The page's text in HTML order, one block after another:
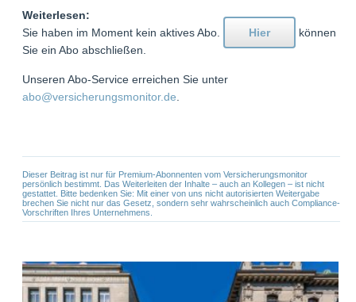
Weiterlesen:
Sie haben im Moment kein aktives Abo.
Hier
können
Sie ein Abo abschließen.
Unseren Abo-Service erreichen Sie unter
abo@versicherungsmonitor.de
Dieser Beitrag ist nur für Premium-Abonnenten vom Versicherungsmonitor
persönlich bestimmt. Das Weiterleiten der Inhalte – auch an Kollegen – ist nicht
gestattet. Bitte bedenken Sie: Mit einer von uns nicht autorisierten Weitergabe
brechen Sie nicht nur das Gesetz, sondern sehr wahrscheinlich auch Compliance-
Vorschriften Ihres Unternehmens.